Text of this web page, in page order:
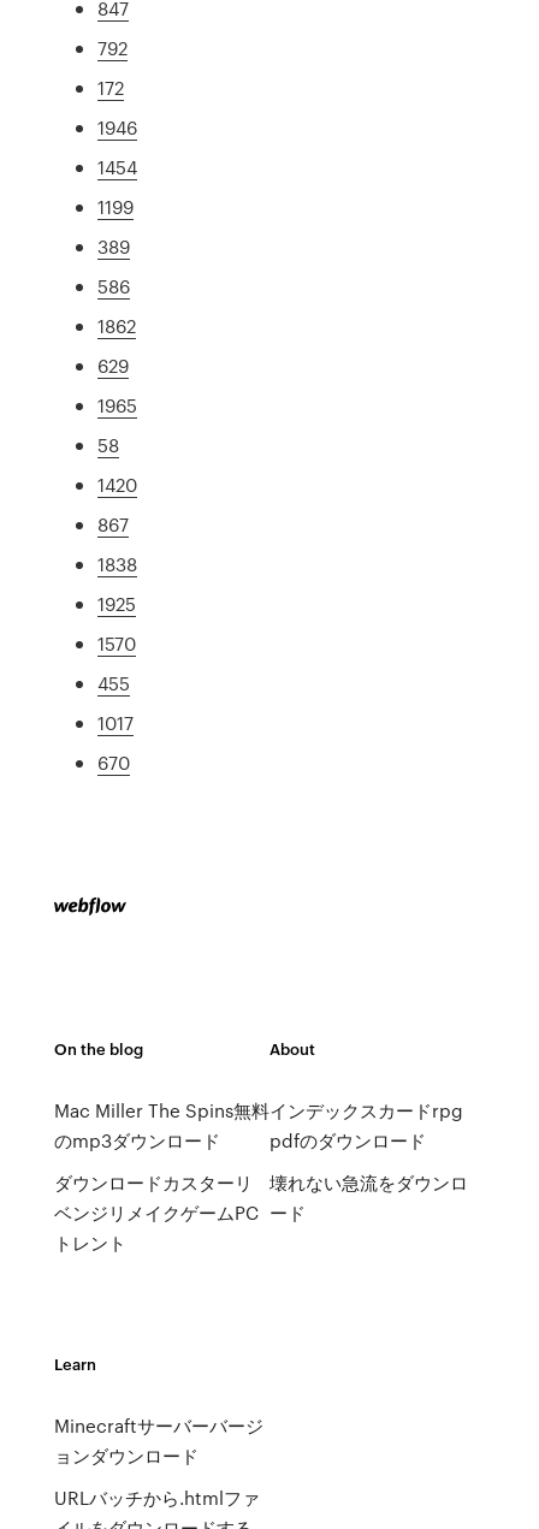
847
792
172
1946
1454
1199
389
586
1862
629
1965
58
1420
867
1838
1925
1570
455
1017
670
On the blog
Mac Miller The Spins無料
のmp3ダウンロード
ダウンロードカスターリ
ベンジリメイクゲームPC
トレント
About
インデックスカードrpg
pdfのダウンロード
壊れない急流をダウンロ
ード
Learn
Minecraftサーバーバージ
ョンダウンロード
URLバッチから.htmlファ